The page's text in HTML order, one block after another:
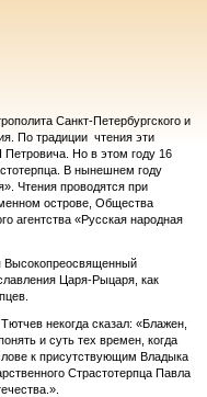
Санкт-Петербургского и
По традиции чтения эти
Но в этом году 16
В нынешнем году
Чтения проводятся при
острове, Общества
агентства «Русская народная
Высокопреосвященный
Царя-Рыцаря, как
некогда сказал: «Блажен,
и суть тех времен, когда
к присутствующим Владыка
Страстотерпца Павла